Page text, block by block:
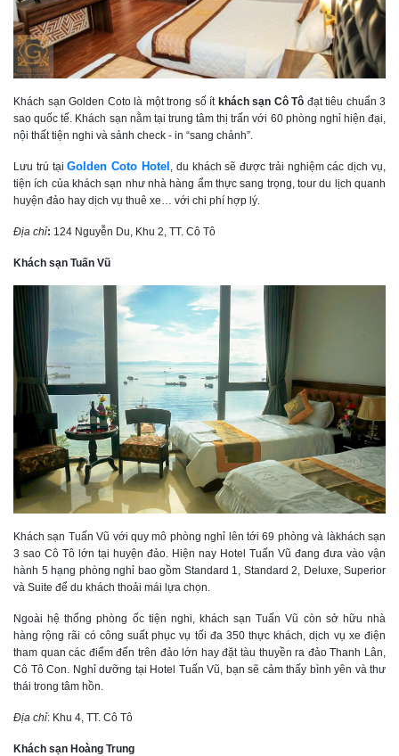
Khách sạn Golden Coto là một trong số ít khách sạn Cô Tô đạt tiêu chuẩn 3
sao quốc tế. Khách sạn nằm tại trung tâm thị trấn với 60 phòng nghỉ hiện đại,
nội thất tiện nghi và sảnh check - in “sang chảnh”.
Lưu trú tạiGolden Coto Hotel , du khách sẽ được trải nghiệm các dịch vụ,
tiện ích của khách sạn như nhà hàng ẩm thực sang trọng, tour du lịch quanh
huyện đảo hay dịch vụ thuê xe… với chi phí hợp lý.
Địa chỉ: 124 Nguyễn Du, Khu 2, TT. Cô Tô
Khách sạn Tuấn Vũ
Khách sạn Tuấn Vũ với quy mô phòng nghỉ lên tới 69 phòng và làkhách sạn
3 sao Cô Tô lớn tại huyện đảo. Hiện nay Hotel Tuấn Vũ đang đưa vào vận
hành 5 hạng phòng nghỉ bao gồm Standard 1, Standard 2, Deluxe, Superior
và Suite để du khách thoải mái lựa chọn.
Ngoài hệ thống phòng ốc tiện nghi, khách sạn Tuấn Vũ còn sở hữu nhà
hàng rộng rãi có công suất phục vụ tối đa 350 thực khách, dịch vụ xe điện
tham quan các điểm đến trên đảo lớn hay đặt tàu thuyền ra đảo Thanh Lân,
Cô Tô Con. Nghỉ dưỡng tại Hotel Tuấn Vũ, bạn sẽ cảm thấy bình yên và thư
thái trong tâm hồn.
Địa chỉ: Khu 4, TT. Cô Tô
Khách sạn Hoàng Trung